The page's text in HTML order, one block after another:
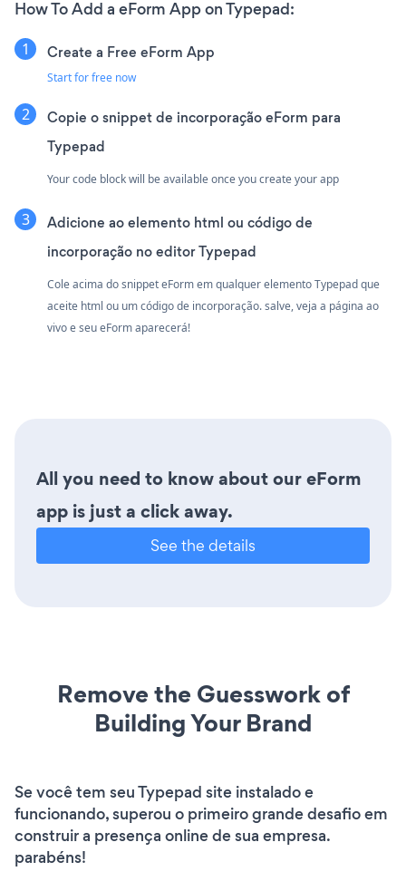
How To Add a eForm App on Typepad:
Create a Free eForm App
Start for free now
Copie o snippet de incorporação eForm para
Typepad
Your code block will be available once you create your app
Adicione ao elemento html ou código de
incorporação no editor Typepad
Cole acima do snippet eForm em qualquer elemento Typepad que
aceite html ou um código de incorporação. salve, veja a página ao
vivo e seu eForm aparecerá!
All you need to know about our eForm
app is just a click away.
See the details
Remove the Guesswork of
Building Your Brand
Se você tem seu Typepad site instalado e
funcionando, superou o primeiro grande desafio em
construir a presença online de sua empresa.
parabéns!